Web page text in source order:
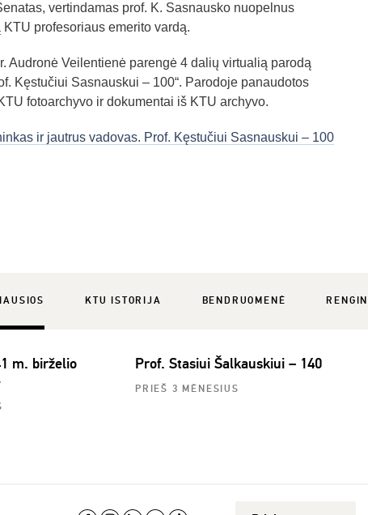
vertindamas prof. K. Sasnausko nuopelnus
profesoriaus emerito vardą.
Audronė Veilentienė parengė 4 dalių virtualią parodą
Kęstučiui Sasnauskui – 100“. Parodoje panaudotos
fotoarchyvo ir dokumentai iš KTU archyvo.
ir jautrus vadovas. Prof. Kęstučiui Sasnauskui – 100
KTU ISTORIJA BENDRUOMENĖ
m. birželio
Prof. Stasiui Šalkauskiui – 140
PRIEŠ 3 MĖNESIUS